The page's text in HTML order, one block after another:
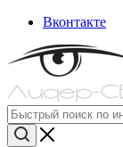
Вконтакте